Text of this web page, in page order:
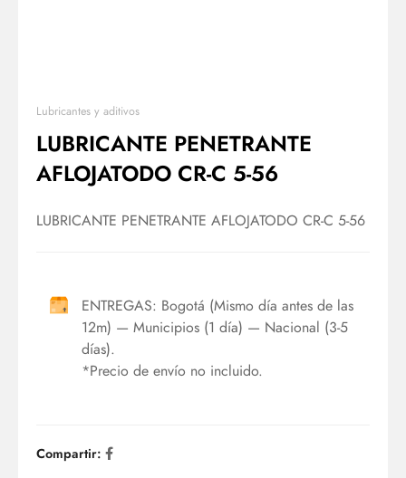
Lubricantes y aditivos
LUBRICANTE PENETRANTE
AFLOJATODO CR-C 5-56
LUBRICANTE PENETRANTE AFLOJATODO CR-C 5-56
ENTREGAS: Bogotá (Mismo día antes de las
12m) — Municipios (1 día) — Nacional (3-5
días).
*Precio de envío no incluido.
Compartir: